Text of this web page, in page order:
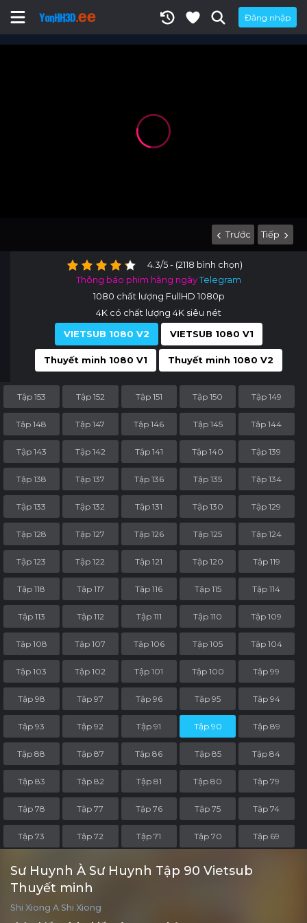
Đăng nhập
Trước Tiếp
4.3/5 - (2118 bình chọn)
Thông báo phim hằng ngàyTelegram
1080 chất lượng FullHD 1080p
4K có chất lượng 4K siêu nét
VIETSUB 1080 V2
VIETSUB 1080 V1
Thuyết minh 1080 V1 Thuyết minh 1080 V2
Tập 153 Tập 152 Tập 151 Tập 150 Tập 149
Tập 148 Tập 147 Tập 146 Tập 145 Tập 144
Tập 143 Tập 142 Tập 141 Tập 140 Tập 139
Tập 138 Tập 137 Tập 136 Tập 135 Tập 134
Tập 133 Tập 132 Tập 131 Tập 130 Tập 129
Tập 128 Tập 127 Tập 126 Tập 125 Tập 124
Tập 123 Tập 122 Tập 121 Tập 120 Tập 119
Tập 118 Tập 117 Tập 116 Tập 115 Tập 114
Tập 113 Tập 112 Tập 111 Tập 110 Tập 109
Tập 108 Tập 107 Tập 106 Tập 105 Tập 104
Tập 103 Tập 102 Tập 101 Tập 100 Tập 99
Tập 98 Tập 97 Tập 96 Tập 95 Tập 94
Tập 93 Tập 92 Tập 91 Tập 90 Tập 89
Tập 88 Tập 87 Tập 86 Tập 85 Tập 84
Tập 83 Tập 82 Tập 81 Tập 80 Tập 79
Tập 78 Tập 77 Tập 76 Tập 75 Tập 74
Tập 73 Tập 72 Tập 71 Tập 70 Tập 69
Tập 67 Tập 66 Tập 65
Tập 63 Tập 62
Sư Huynh À Sư Huynh Tập 90 Vietsub
Thuyết minh
Shi Xiong A Shi Xiong